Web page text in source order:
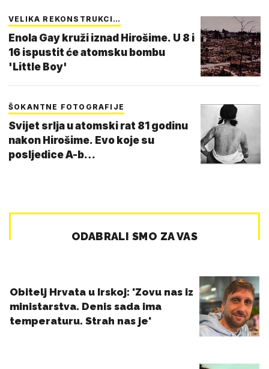
VELIKA REKONSTRUKCI…
Enola Gay kruži iznad Hirošime. U 8 i
16 ispustit će atomsku bombu
'Little Boy'
ŠOKANTNE FOTOGRAFIJE
Svijet srlja u atomski rat 81 godinu
nakon Hirošime. Evo koje su
posljedice A-b…